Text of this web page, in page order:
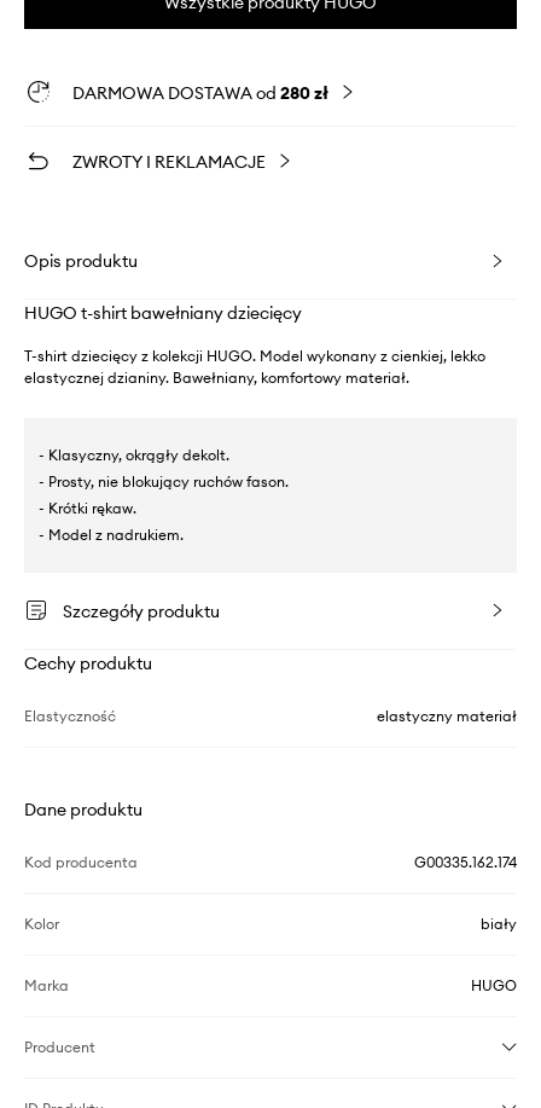
DARMOWA DOSTAWA od 280 zł
ZWROTY I REKLAMACJE
Opis produktu
HUGO t-shirt bawełniany dziecięcy
T-shirt dziecięcy z kolekcji HUGO. Model wykonany z cienkiej, lekko
elastycznej dzianiny. Bawełniany, komfortowy materiał.
- Klasyczny, okrągły dekolt.
- Prosty, nie blokujący ruchów fason.
- Krótki rękaw.
- Model z nadrukiem.
Szczegóły produktu
Cechy produktu
Elastyczność elastyczny materiał
Dane produktu
Kod producenta G00335.162.174
Kolor biały
Marka HUGO
Producent